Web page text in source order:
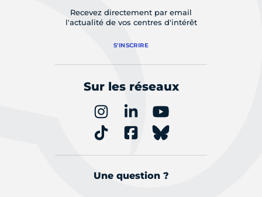
Recevez directement par email
l'actualité de vos centres d'intérêt
S'INSCRIRE
Sur les réseaux
Une question ?